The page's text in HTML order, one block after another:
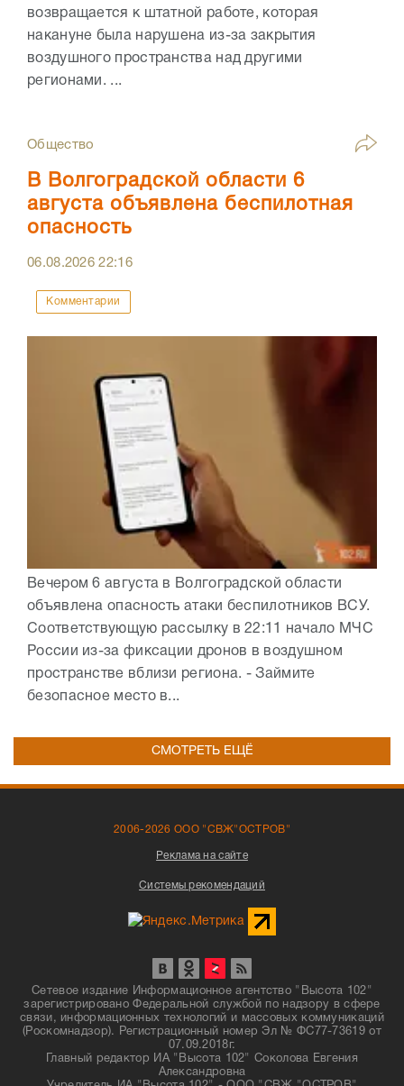
возвращается к штатной работе, которая
накануне была нарушена из-за закрытия
воздушного пространства над другими
регионами. ...
Общество
В Волгоградской области 6
августа объявлена беспилотная
опасность
06.08.202622:16
Комментарии
Вечером 6 августа в Волгоградской области
объявлена опасность атаки беспилотников ВСУ.
Соответствующую рассылку в 22:11 начало МЧС
России из-за фиксации дронов в воздушном
пространстве вблизи региона. - Займите
безопасное место в...
СМОТРЕТЬ ЕЩЁ
2006-2026 ООО "СВЖ"ОСТРОВ"
Реклама на сайте
Системы рекомендаций
Сетевое издание Информационное агентство "Высота 102"
зарегистрировано Федеральной службой по надзору в сфере
связи, информационных технологий и массовых коммуникаций
(Роскомнадзор). Регистрационный номер Эл № ФС77-73619 от
07.09.2018г.
Главный редактор ИА "Высота 102" Соколова Евгения
Александровна